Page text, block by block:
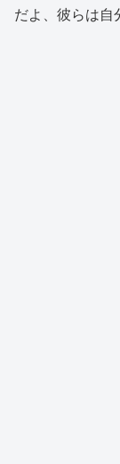
だよ、彼らは自